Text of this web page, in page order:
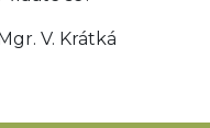
Mgr. V. Krátká